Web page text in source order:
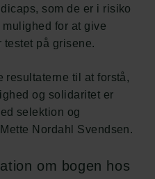
som de er i risiko
for at give
på grisene.
resultaterne til at forstå,
og solidaritet er
selektion og
Nordahl Svendsen.
om bogen hos